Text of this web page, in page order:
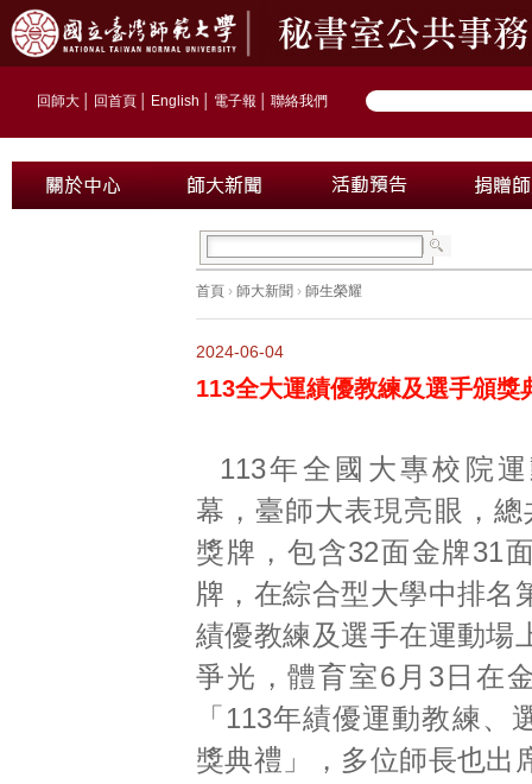
回師大 回首頁 English 電子報 聯絡我們
首頁 › 師大新聞 › 師生榮耀
2024-06-04
113全大運績優教練及選手頒獎
113年全國大專校院
幕，臺師大表現亮眼，總
獎牌，包含32面金牌31
牌，在綜合型大學中排名
績優教練及選手在運動場
爭光，體育室6月3日在
「113年績優運動教練、
獎典禮」，多位師長也出